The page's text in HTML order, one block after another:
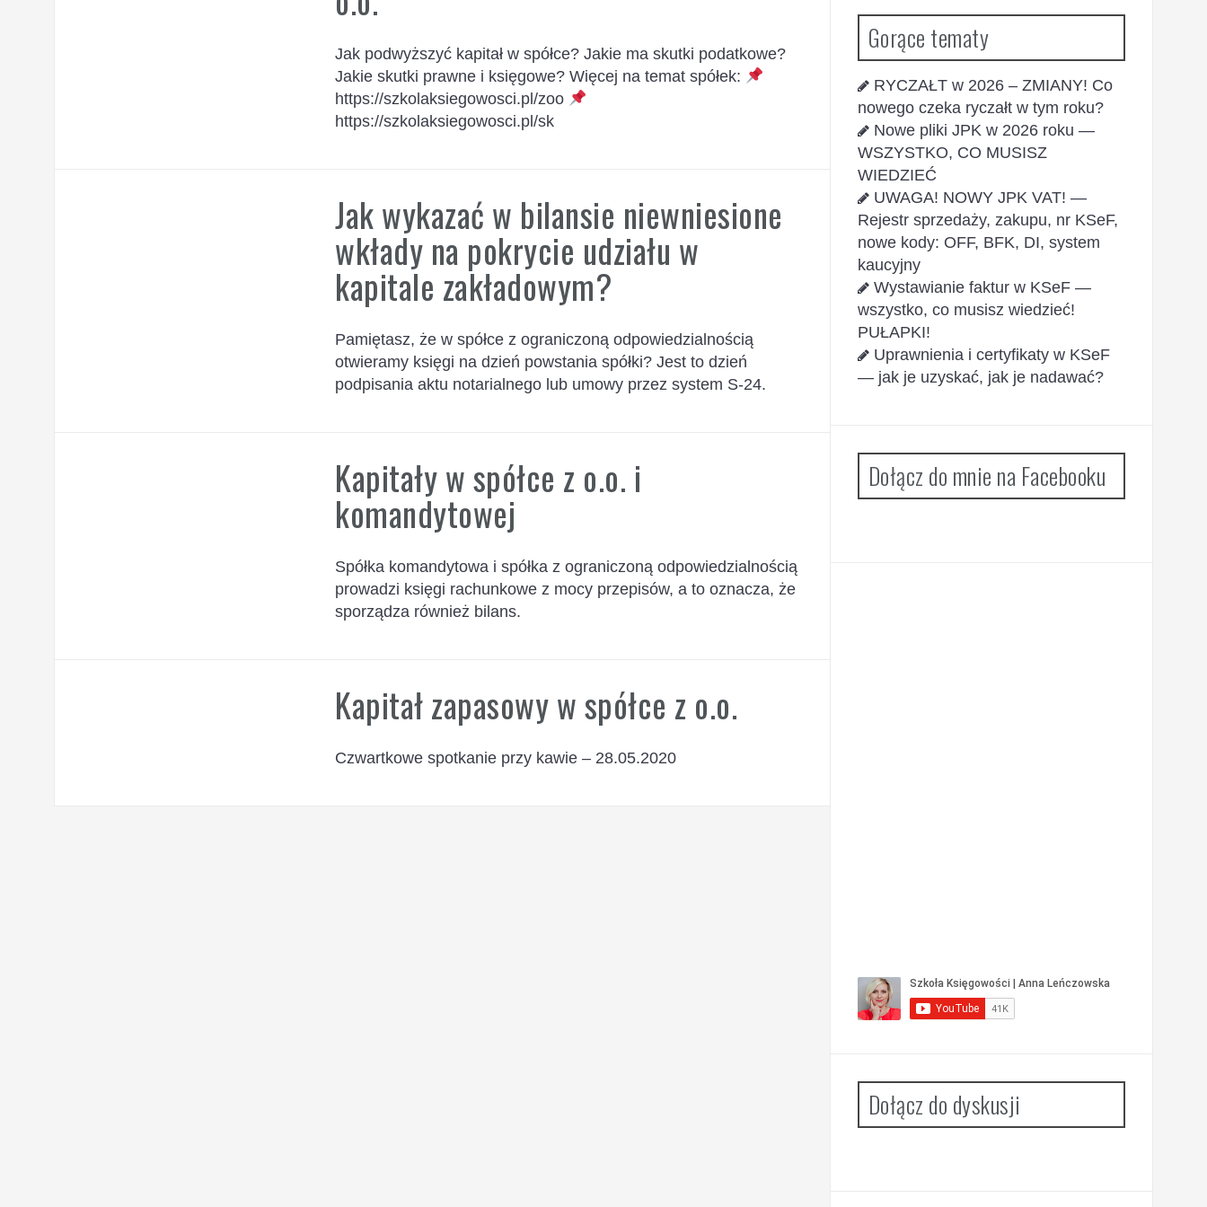
Jak podwyższyć kapitał w spółce? Jakie ma skutki podatkowe?
Jakie skutki prawne i księgowe? Więcej na temat spółek:
https://szkolaksiegowosci.pl/zoo
https://szkolaksiegowosci.pl/sk
Jak wykazać w bilansie niewniesione
wkłady na pokrycie udziału w
kapitale zakładowym?
Pamiętasz, że w spółce z ograniczoną odpowiedzialnością
otwieramy księgi na dzień powstania spółki? Jest to dzień
podpisania aktu notarialnego lub umowy przez system S-24.
Kapitały w spółce z o.o. i
komandytowej
Spółka komandytowa i spółka z ograniczoną odpowiedzialnością
prowadzi księgi rachunkowe z mocy przepisów, a to oznacza, że
sporządza również bilans.
Kapitał zapasowy w spółce z o.o.
Czwartkowe spotkanie przy kawie – 28.05.2020
Gorące tematy
RYCZAŁT w 2026 – ZMIANY! Co
nowego czeka ryczałt w tym roku?
Nowe pliki JPK w 2026 roku —
WSZYSTKO, CO MUSISZ
WIEDZIEĆ
UWAGA! NOWY JPK VAT! —
Rejestr sprzedaży, zakupu, nr KSeF,
nowe kody: OFF, BFK, DI, system
kaucyjny
Wystawianie faktur w KSeF —
wszystko, co musisz wiedzieć!
PUŁAPKI!
Uprawnienia i certyfikaty w KSeF
— jak je uzyskać, jak je nadawać?
Dołącz do mnie na Facebooku
Dołącz do dyskusji